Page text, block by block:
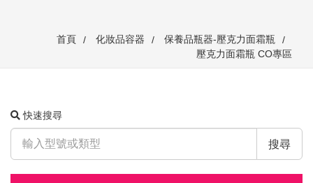
首頁 化妝品容器
保養品瓶器-壓克力面霜瓶
壓克力面霜瓶 CO專區
快速搜尋
搜尋